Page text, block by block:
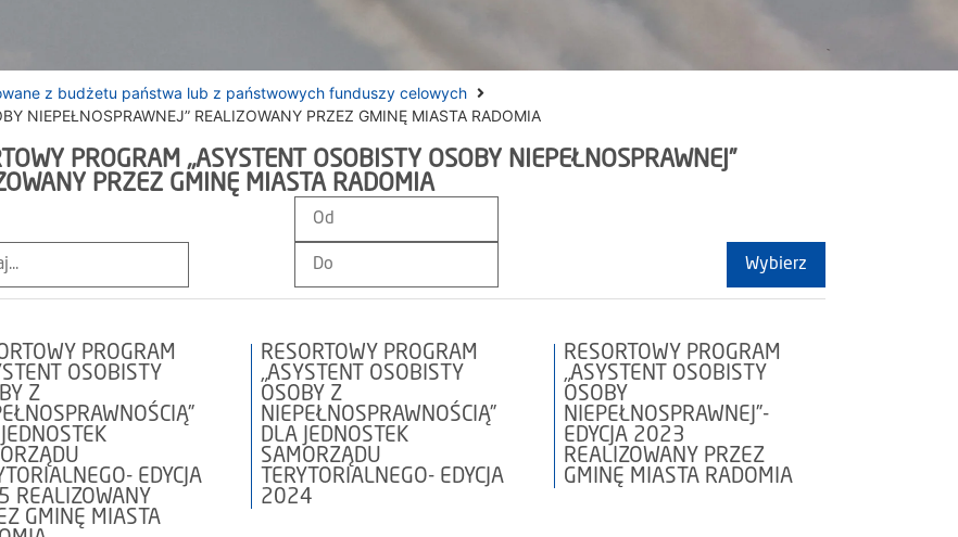
z budżetu państwa lub z państwowych funduszy celowych
NIEPEŁNOSPRAWNEJ” REALIZOWANY PRZEZ GMINĘ MIASTA RADOMIA
PROGRAM „ASYSTENT OSOBISTY OSOBY NIEPEŁNOSPRAWNEJ”
PRZEZ GMINĘ MIASTA RADOMIA
Wybierz
PROGRAM
OSOBISTY
Z
EDYCJA
REALIZOWANY
GMINĘ MIASTA
RESORTOWY PROGRAM
„ASYSTENT OSOBISTY
OSOBY Z
NIEPEŁNOSPRAWNOŚCIĄ”
DLA JEDNOSTEK
SAMORZĄDU
TERYTORIALNEGO- EDYCJA
2024
RESORTOWY PROGRAM
„ASYSTENT OSOBISTY
OSOBY
NIEPEŁNOSPRAWNEJ”-
EDYCJA 2023
REALIZOWANY PRZEZ
GMINĘ MIASTA RADOMIA